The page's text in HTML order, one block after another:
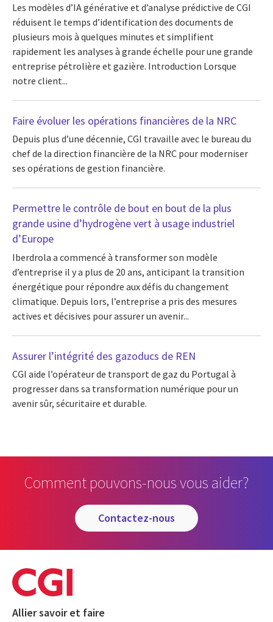
Les modèles d’IA générative et d’analyse prédictive de CGI
réduisent le temps d’identification des documents de
plusieurs mois à quelques minutes et simplifient
rapidement les analyses à grande échelle pour une grande
entreprise pétrolière et gazière. Introduction Lorsque
notre client...
Faire évoluer les opérations financières de la NRC
Depuis plus d’une décennie, CGI travaille avec le bureau du
chef de la direction financière de la NRC pour moderniser
ses opérations de gestion financière.
Permettre le contrôle de bout en bout de la plus
grande usine d’hydrogène vert à usage industriel
d’Europe
Iberdrola a commencé à transformer son modèle
d’entreprise il y a plus de 20 ans, anticipant la transition
énergétique pour répondre aux défis du changement
climatique. Depuis lors, l’entreprise a pris des mesures
actives et décisives pour assurer un avenir...
Assurer l’intégrité des gazoducs de REN
CGI aide l’opérateur de transport de gaz du Portugal à
progresser dans sa transformation numérique pour un
avenir sûr, sécuritaire et durable.
Comment pouvons-nous vous aider?
contactez-nous
Allier savoir et faire